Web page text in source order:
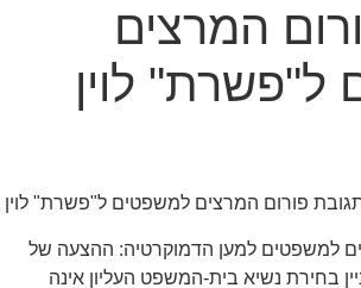
המרצים
ל"פשרת" לוין
פורום המרצים למשפטים ל"פשרת" לוין
למשפטים למען הדמוקרטיה: ההצעה של
בחירת נשיא בית-המשפט העליון אינה